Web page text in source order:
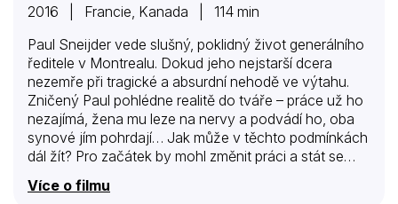
2016 | Francie, Kanada | 114 min
Paul Sneijder vede slušný, poklidný život generálního
ředitele v Montrealu. Dokud jeho nejstarší dcera
nezemře při tragické a absurdní nehodě ve výtahu.
Zničený Paul pohlédne realitě do tváře – práce už ho
nezajímá, žena mu leze na nervy a podvádí ho, oba
synové jím pohrdají… Jak může v těchto podmínkách
dál žít? Pro začátek by mohl změnit práci a stát se
třeba venčitelem psů! Smíří se ale jeho rodina a
přátelé s tak zásadní změnou, která z něj udělá
Více o filmu